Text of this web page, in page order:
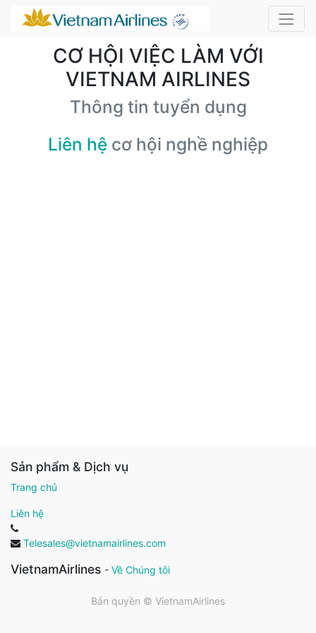
CƠ HỘI VIỆC LÀM VỚI
VIETNAM AIRLINES
Thông tin tuyển dụng
Liên hệ cơ hội nghề nghiệp
Sản phẩm & Dịch vụ
Trang chủ
Liên hệ
Telesales@vietnamairlines.com
VietnamAirlines - Về Chúng tôi
Bản quyền © VietnamAirlines